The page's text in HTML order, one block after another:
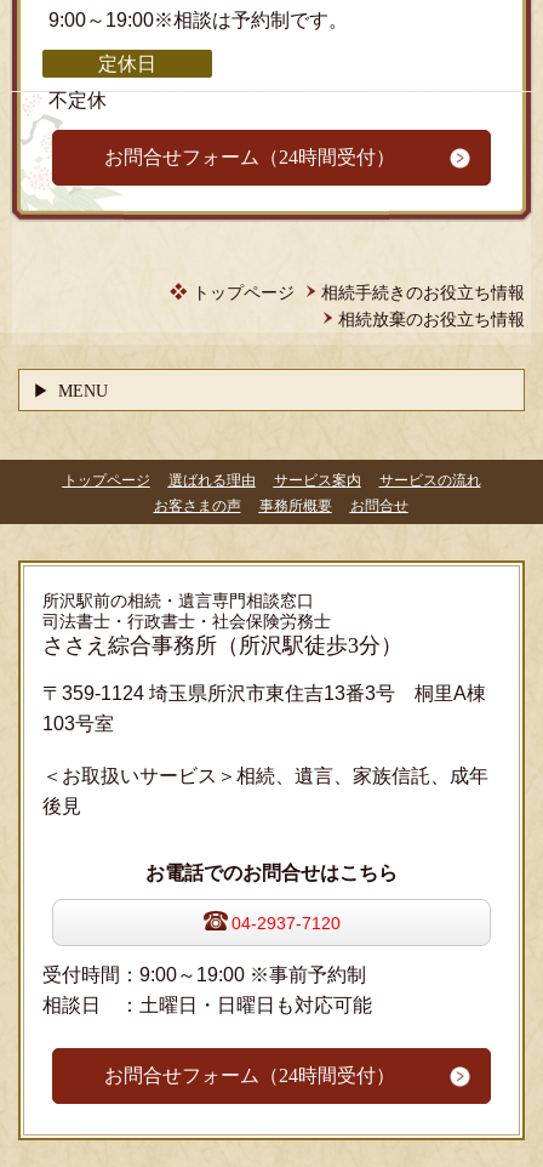
9:00～19:00※相談は予約制です。
定休日
不定休
お問合せフォーム（24時間受付）
トップページ
相続手続きのお役立ち情報
相続放棄のお役立ち情報
MENU
トップページ 選ばれる理由 サービス案内
サービスの流れ
お客さまの声
事務所概要 お問合せ
所沢駅前の相続・遺言専門相談窓口
司法書士・行政書士・社会保険労務士
ささえ綜合事務所 （所沢駅徒歩3分）
〒359-1124 埼玉県所沢市東住吉13番3号 桐里A棟
103号室
＜お取扱いサービス＞相続、遺言、家族信託、成年
後見
お電話でのお問合せはこちら
04-2937-7120
受付時間：9:00～19:00 ※事前予約制
相談日 ：土曜日・日曜日も対応可能
お問合せフォーム（24時間受付）